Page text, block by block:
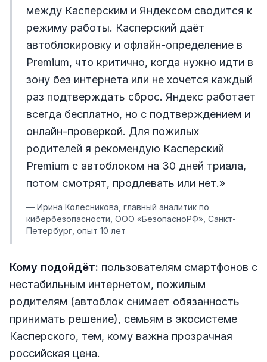
между Касперским и Яндексом сводится к
режиму работы. Касперский даёт
автоблокировку и офлайн-определение в
Premium, что критично, когда нужно идти в
зону без интернета или не хочется каждый
раз подтверждать сброс. Яндекс работает
всегда бесплатно, но с подтверждением и
онлайн-проверкой. Для пожилых
родителей я рекомендую Касперский
Premium с автоблоком на 30 дней триала,
потом смотрят, продлевать или нет.»
— Ирина Колесникова, главный аналитик по
кибербезопасности, ООО «БезопасноРФ», Санкт-
Петербург, опыт 10 лет
Кому подойдёт: пользователям смартфонов с
нестабильным интернетом, пожилым
родителям (автоблок снимает обязанность
принимать решение), семьям в экосистеме
Касперского, тем, кому важна прозрачная
российская цена.